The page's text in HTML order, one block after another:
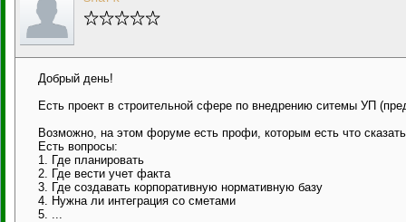
Добрый день!
Есть проект в строительной сфере по внедрению ситемы УП
Возможно, на этом форуме есть профи, которым есть что
Есть вопросы:
1. Где планировать
2. Где вести учет факта
3. Где создавать корпоративную нормативную базу
4. Нужна ли интеграция со сметами
5. ...